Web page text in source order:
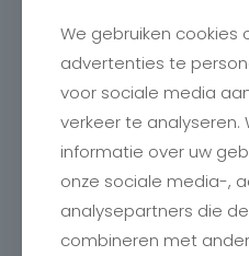
We gebruiken cookies
advertenties te
voor sociale media
verkeer te analyseren.
informatie over uw
onze sociale media-,
analysepartners die
combineren met